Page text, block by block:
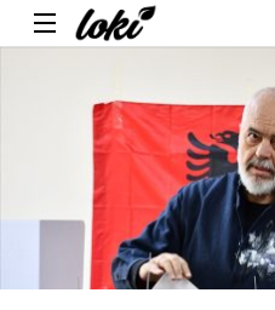
Menu